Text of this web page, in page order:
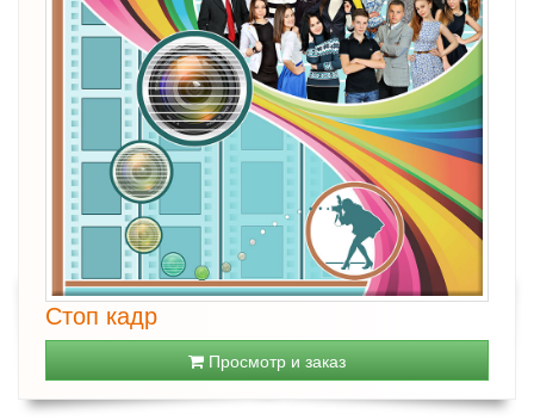
Стоп кадр
Просмотр и заказ